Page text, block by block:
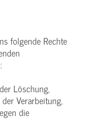
folgende Rechte
Löschung,
Verarbeitung,
die